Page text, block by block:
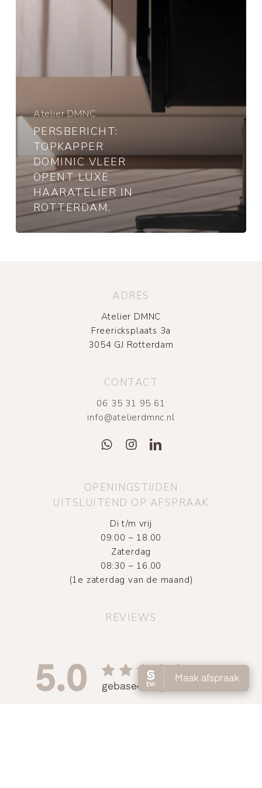
Atelier DMNC
PERSBERICHT:
TOPKAPPER
DOMINIC VLEER
OPENT LUXE
HAARATELIER IN
ROTTERDAM.
ADRES
Atelier DMNC
Freericksplaats 3a
3054 GJ Rotterdam
CONTACT
06 35 31 95 61
info@atelierdmnc.nl
OPENINGSTIJDEN
UITSLUITEND OP AFSPRAAK
Di t/m vrij
09.00 – 18.00
Zaterdag
08:30 – 16.00
(1e zaterdag van de maand)
REVIEWS